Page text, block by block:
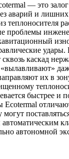
— это
аварий и лишних
теплоносителя
проблемы
каскад
их в
быстрее и
Ecotermal
автономной